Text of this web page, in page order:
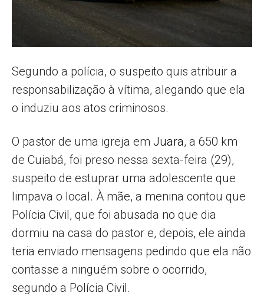
Segundo a polícia, o suspeito quis atribuir a
responsabilização à vítima, alegando que ela
o induziu aos atos criminosos.
O pastor de uma igreja em Juara, a 650 km
de Cuiabá, foi preso nessa sexta-feira (29),
suspeito de estuprar uma adolescente que
limpava o local. À mãe, a menina contou que
Polícia Civil, que foi abusada no que dia
dormiu na casa do pastor e, depois, ele ainda
teria enviado mensagens pedindo que ela não
contasse a ninguém sobre o ocorrido,
segundo a Polícia Civil.